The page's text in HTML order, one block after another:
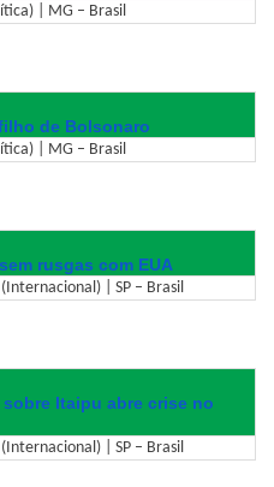
| MG – Brasil
de Bolsonaro
| MG – Brasil
rusgas com EUA
| SP – Brasil
Itaipu abre crise no
| SP – Brasil